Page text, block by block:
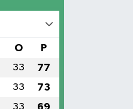
O P
33 77
33 73
33 69